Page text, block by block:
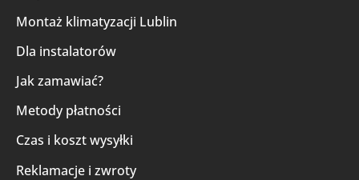
Montaż klimatyzacji Lublin
Dla instalatorów
Jak zamawiać?
Metody płatności
Czas i koszt wysyłki
Reklamacje i zwroty